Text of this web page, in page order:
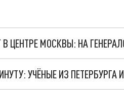
ЦЕНТРЕ МОСКВЫ: НА